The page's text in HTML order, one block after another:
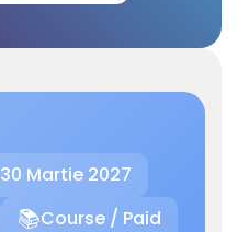
30 Martie 2027
📚Course / Paid